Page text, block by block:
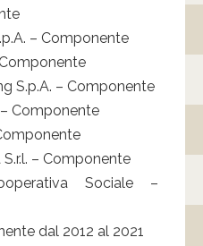
– Componente
S.p.A. – Componente
– Componente
– Componente
Sociale –
dal 2012 al 2021